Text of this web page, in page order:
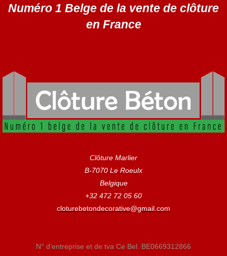
SkipNuméro 1 Belge de la vente de clôture
en France
Clôture Marlier
B-7070 Le Roeulx
Belgique
+32 472 72 05 60
cloturebetondecorative@gmail.com
N° d’entreprise et de tva Ce Bel. BE0669312866
Vous avez la moindre question ou demande concernant
un devis gratuit après l’analyse minutieuse de votre